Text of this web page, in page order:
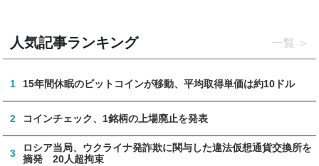
人気記事ランキング 一覧
1 15年間休眠のビットコインが移動、平均取得単価は約10ドル
2 コインチェック、1銘柄の上場廃止を発表
3
ロシア当局、ウクライナ発詐欺に関与した違法仮想通貨交換所を
摘発 20人超拘束